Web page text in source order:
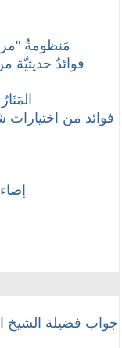
مَنظومةُ
فوائدُ
فوائد من
جواب فضيلة الشيخ